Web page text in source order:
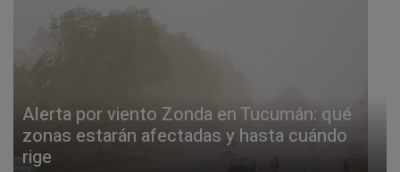
Alerta por viento Zonda en Tucumán: qué
zonas estarán afectadas y hasta cuándo
rige